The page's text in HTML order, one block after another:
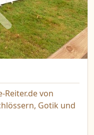
Reiter.de von
Gotik und